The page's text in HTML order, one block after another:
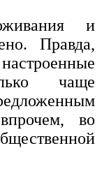
и
Правда,
чаще
во